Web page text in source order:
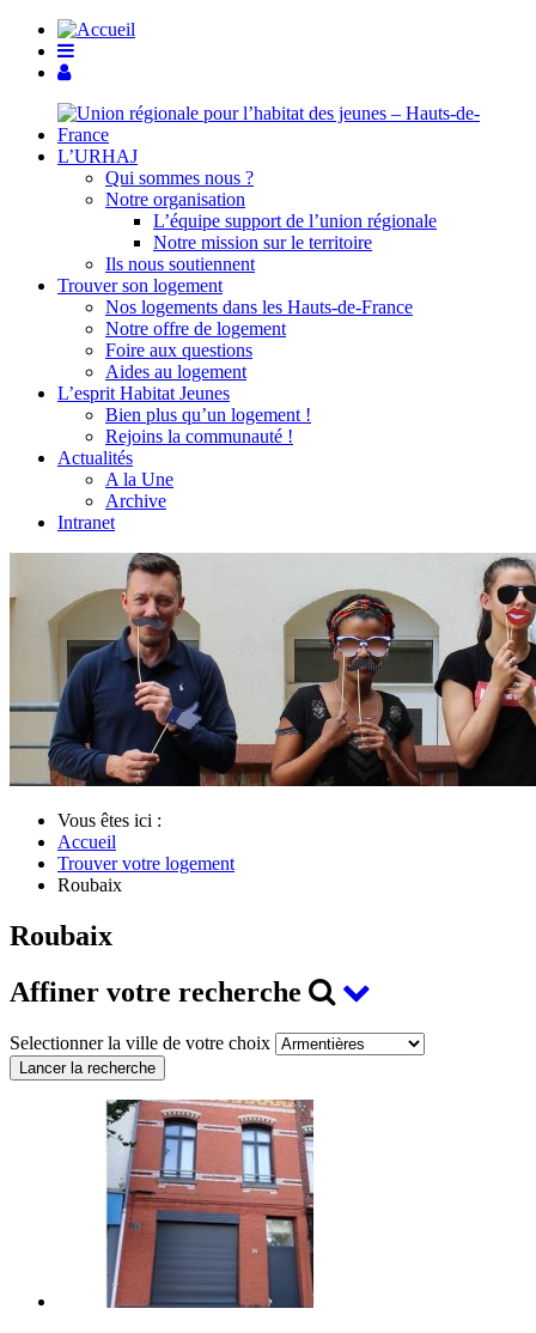
L’URHAJ
Qui sommes nous ?
Notre organisation
L’équipe support de l’union régionale
Notre mission sur le territoire
Ils nous soutiennent
Trouver son logement
Nos logements dans les Hauts-de-France
Notre offre de logement
Foire aux questions
Aides au logement
L’esprit Habitat Jeunes
Bien plus qu’un logement !
Rejoins la communauté !
Actualités
A la Une
Archive
Intranet
Vous êtes ici :
Accueil
Trouver votre logement
Roubaix
Roubaix
Affiner votre recherche
Selectionner la ville de votre choix